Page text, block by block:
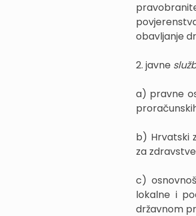
obavljanje
2. javne
a) pravne
b) Hrvatski
za
c)
lokalne i
državnom